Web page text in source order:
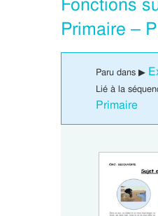
Primaire –
Paru dans ▶
Lié à la
Primaire